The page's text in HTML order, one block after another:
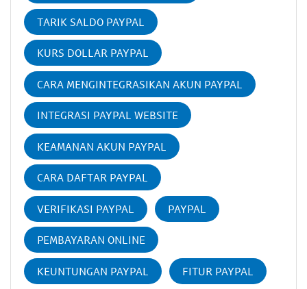
TARIK SALDO PAYPAL
KURS DOLLAR PAYPAL
CARA MENGINTEGRASIKAN AKUN PAYPAL
INTEGRASI PAYPAL WEBSITE
KEAMANAN AKUN PAYPAL
CARA DAFTAR PAYPAL
VERIFIKASI PAYPAL PAYPAL
PEMBAYARAN ONLINE
KEUNTUNGAN PAYPAL FITUR PAYPAL